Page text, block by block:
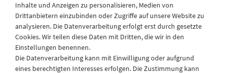
Montag - Freitag
08:30 - 12:30 und 13.00 - 17.30 Uhr
Samstags
08:30 bis 12:30 Uhr
Inhalte und Anzeigen zu personalisieren, Medien von
Drittanbietern einzubinden oder Zugriffe auf unsere Website zu
analysieren. Die Datenverarbeitung erfolgt erst durch gesetzte
Cookies. Wir teilen diese Daten mit Dritten, die wir in den
Einstellungen benennen.
Die Datenverarbeitung kann mit Einwilligung oder aufgrund
eines berechtigten Interesses erfolgen. Die Zustimmung kann